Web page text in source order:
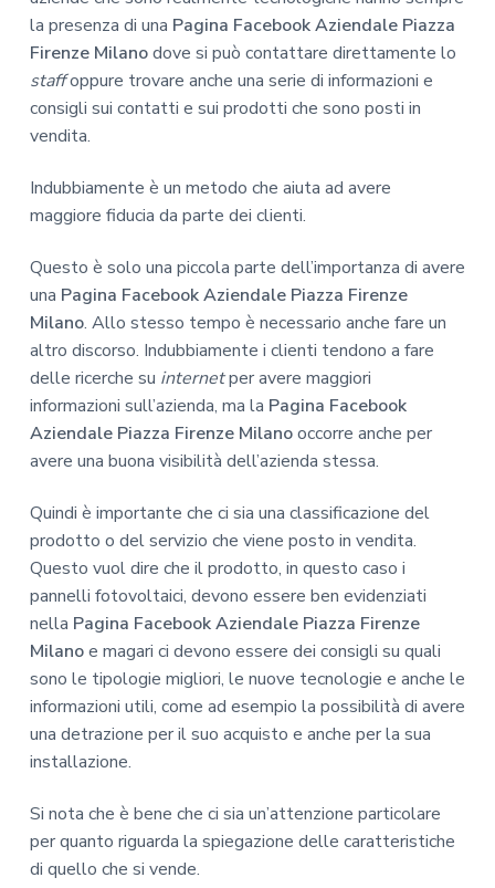
la presenza di una Pagina Facebook Aziendale Piazza
Firenze Milanodove si può contattare direttamente lo
staffoppure trovare anche una serie di informazioni e
consigli sui contatti e sui prodotti che sono posti in
vendita.
Indubbiamente è un metodo che aiuta ad avere
maggiore fiducia da parte dei clienti.
Questo è solo una piccola parte dell’importanza di avere
una Pagina Facebook Aziendale Piazza Firenze
Milano. Allo stesso tempo è necessario anche fare un
altro discorso. Indubbiamente i clienti tendono a fare
delle ricerche su internetper avere maggiori
informazioni sull’azienda, ma la Pagina Facebook
Aziendale Piazza Firenze Milanooccorre anche per
avere una buona visibilità dell’azienda stessa.
Quindi è importante che ci sia una classificazione del
prodotto o del servizio che viene posto in vendita.
Questo vuol dire che il prodotto, in questo caso i
pannelli fotovoltaici, devono essere ben evidenziati
nella Pagina Facebook Aziendale Piazza Firenze
Milanoe magari ci devono essere dei consigli su quali
sono le tipologie migliori, le nuove tecnologie e anche le
informazioni utili, come ad esempio la possibilità di avere
una detrazione per il suo acquisto e anche per la sua
installazione.
Si nota che è bene che ci sia un’attenzione particolare
per quanto riguarda la spiegazione delle caratteristiche
di quello che si vende.